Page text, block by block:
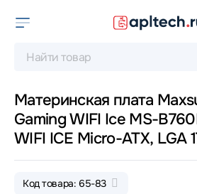
Материнская плата Maxsun
Gaming WIFI Ice MS-
WIFI ICE Micro-ATX, LGA
Код товара: 65-83